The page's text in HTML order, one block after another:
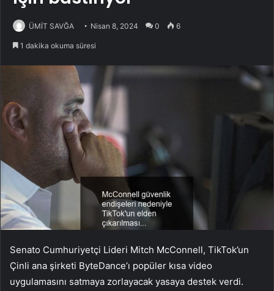
ÜMİT SAVĞA Nisan 8, 2024 0 6
1 dakika okuma süresi
Senato Cumhuriyetçi Lideri Mitch McConnell, TikTok’un
Çinli ana şirketi ByteDance’ı popüler kısa video
uygulamasını satmaya zorlayacak yasaya destek verdi.